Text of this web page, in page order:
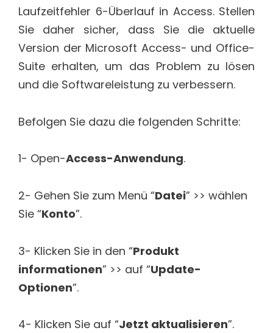
Laufzeitfehler 6-Überlauf in Access. Stellen
Sie daher sicher, dass Sie die aktuelle
Version der Microsoft Access- und Office-
Suite erhalten, um das Problem zu lösen
und die Softwareleistung zu verbessern.
Befolgen Sie dazu die folgenden Schritte:
1- Open-Access-Anwendung.
2- Gehen Sie zum Menü “Datei” >> wählen
Sie “Konto”.
3- Klicken Sie in den “Produkt
informationen” >> auf “Update-
Optionen”.
4- Klicken Sie auf “Jetzt aktualisieren”.